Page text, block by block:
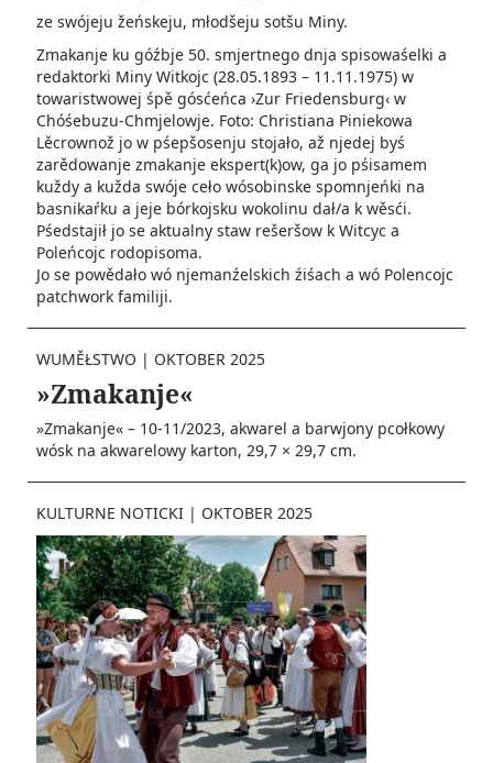
ze swójeju žeńskeju, młodšeju sotšu Miny.
Zmakanje ku góźbje 50. smjertnego dnja spisowaśelki a
redaktorki Miny Witkojc (28.05.1893 – 11.11.1975) w
towaristwowej śpě gósćeńca ›Zur Friedensburg‹ w
Chóśebuzu-Chmjelowje. Foto: Christiana Piniekowa
Lěcrownož jo w pśepšosenju stojało, až njedej byś
zarědowanje zmakanje ekspert(k)ow, ga jo pśisamem
kuždy a kužda swóje ceło wósobinske spomnjeńki na
basnikaŕku a jeje bórkojsku wokolinu dał/a k wěsći.
Pśedstajił jo se aktualny staw rešeršow k Witcyc a
Poleńcojc rodopisoma.
Jo se powědało wó njemanźelskich źiśach a wó Polencojc
patchwork familiji.
WUMĚŁSTWO | OKTOBER 2025
»Zmakanje«
»Zmakanje« – 10-11/2023, akwarel a barwjony pcołkowy
wósk na akwarelowy karton, 29,7 × 29,7 cm.
KULTURNE NOTICKI | OKTOBER 2025